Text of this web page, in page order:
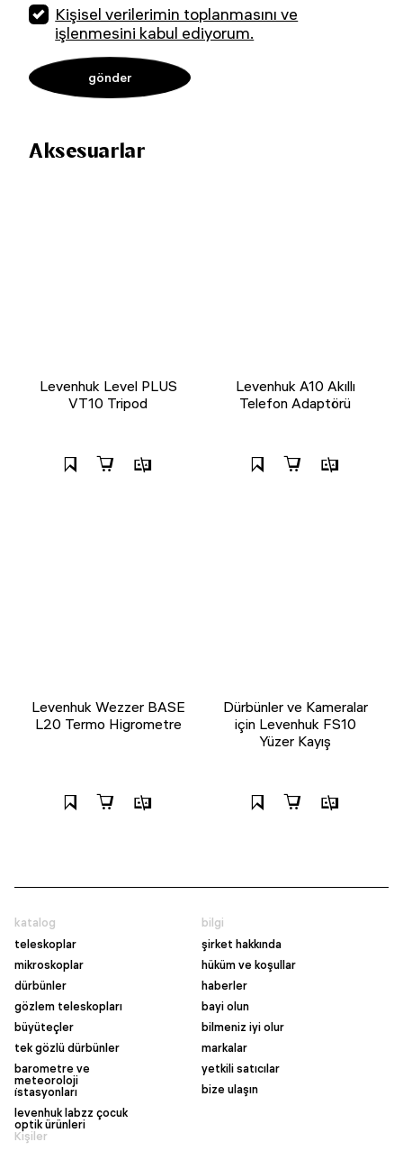
Kişisel verilerimin toplanmasını ve
işlenmesini kabul ediyorum.
Aksesuarlar
Levenhuk Level PLUS
VT10 Tripod
Levenhuk A10 Akıllı
Telefon Adaptörü
Levenhuk Wezzer BASE
L20 Termo Higrometre
Dürbünler ve Kameralar
için Levenhuk FS10
Yüzer Kayış
katalog
teleskoplar
mikroskoplar
dürbünler
gözlem teleskopları
büyüteçler
tek gözlü dürbünler
barometre ve
meteoroloji
i̇stasyonları
levenhuk labzz çocuk
optik ürünleri
bilgi
şirket hakkında
hüküm ve koşullar
haberler
bayi olun
bilmeniz iyi olur
markalar
yetkili satıcılar
bize ulaşın
Kişiler